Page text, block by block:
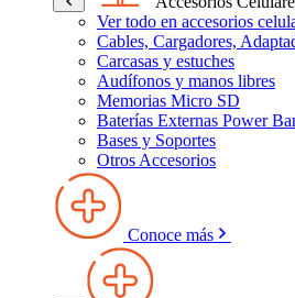
Ver todo en accesorios
Cables, Cargadores,
Carcasas y estuches
Audífonos y manos libres
Memorias Micro SD
Baterías Externas Power
Bases y Soportes
Otros Accesorios
Conoce más